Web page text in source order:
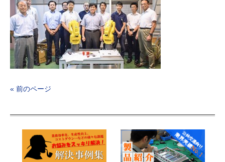
« 前のページ